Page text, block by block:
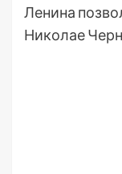
Ленина
Николае